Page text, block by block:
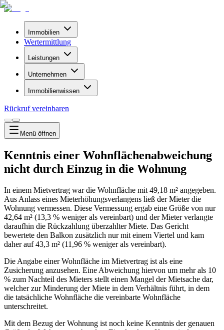
Immobilien
Wertermittlung
Leistungen
Unternehmen
Immobilienwissen
Rückruf vereinbaren
Menü öffnen
Kenntnis einer Wohnflächenabweichung
nicht durch Einzug in die Wohnung
In einem Mietvertrag war die Wohnfläche mit 49,18 m² angegeben.
Aus Anlass eines Mieterhöhungsverlangens ließ der Mieter die
Wohnung vermessen. Diese Vermessung ergab eine Größe von nur
42,64 m² (13,3 % weniger als vereinbart) und der Mieter verlangte
daraufhin die Rückzahlung überzahlter Miete. Das Gericht
bewertete den Balkon zusätzlich nur mit einem Viertel und kam
daher auf 43,3 m² (11,96 % weniger als vereinbart).
Die Angabe einer Wohnfläche im Mietvertrag ist als eine
Zusicherung anzusehen. Eine Abweichung hiervon um mehr als 10
% zum Nachteil des Mieters stellt einen Mangel der Mietsache dar,
welcher zur Minderung der Miete in dem Verhältnis führt, in dem
die tatsächliche Wohnfläche die vereinbarte Wohnfläche
unterschreitet.
Mit dem Bezug der Wohnung ist noch keine Kenntnis der genauen